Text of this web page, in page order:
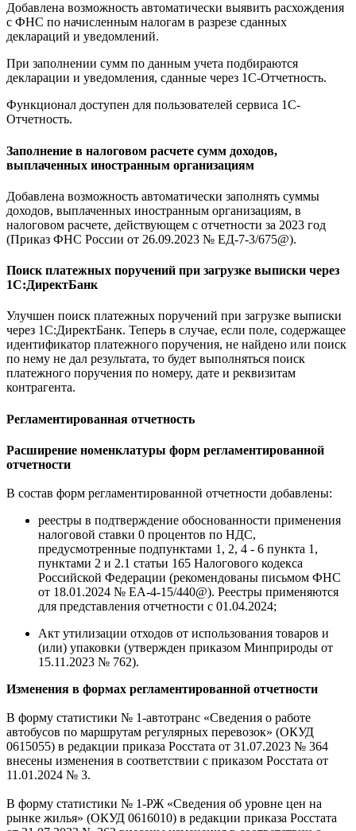
Добавлена возможность автоматически выявить расхождения
с ФНС по начисленным налогам в разрезе сданных
деклараций и уведомлений.
При заполнении сумм по данным учета подбираются
декларации и уведомления, сданные через 1С-Отчетность.
Функционал доступен для пользователей сервиса 1С-
Отчетность.
Заполнение в налоговом расчете сумм доходов,
выплаченных иностранным организациям
Добавлена возможность автоматически заполнять суммы
доходов, выплаченных иностранным организациям, в
налоговом расчете, действующем с отчетности за 2023 год
(Приказ ФНС России от 26.09.2023 № ЕД-7-3/675@).
Поиск платежных поручений при загрузке выписки через
1С:ДиректБанк
Улучшен поиск платежных поручений при загрузке выписки
через 1С:ДиректБанк. Теперь в случае, если поле, содержащее
идентификатор платежного поручения, не найдено или поиск
по нему не дал результата, то будет выполняться поиск
платежного поручения по номеру, дате и реквизитам
контрагента.
Регламентированная отчетность
Расширение номенклатуры форм регламентированной
отчетности
В состав форм регламентированной отчетности добавлены:
реестры в подтверждение обоснованности применения
налоговой ставки 0 процентов по НДС,
предусмотренные подпунктами 1, 2, 4 - 6 пункта 1,
пунктами 2 и 2.1 статьи 165 Налогового кодекса
Российской Федерации (рекомендованы письмом ФНС
от 18.01.2024 № ЕА-4-15/440@). Реестры применяются
для представления отчетности с 01.04.2024;
Акт утилизации отходов от использования товаров и
(или) упаковки (утвержден приказом Минприроды от
15.11.2023 № 762).
Изменения в формах регламентированной отчетности
В форму статистики № 1-автотранс «Сведения о работе
автобусов по маршрутам регулярных перевозок» (ОКУД
0615055) в редакции приказа Росстата от 31.07.2023 № 364
внесены изменения в соответствии с приказом Росстата от
11.01.2024 № 3.
В форму статистики № 1-РЖ «Сведения об уровне цен на
рынке жилья» (ОКУД 0616010) в редакции приказа Росстата